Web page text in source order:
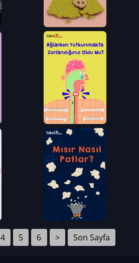
4 5 6 > Son Sayfa